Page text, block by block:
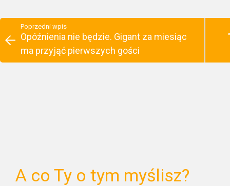
Poprzedni wpis
Opóźnienia nie będzie. Gigant za miesiąc
ma przyjąć pierwszych gości
A co Ty o tym myślisz?